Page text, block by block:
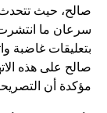
صالح، حيث تتحدث
سرعان ما
بتعليقات غاضبة
صالح على هذه
مؤكدة أن